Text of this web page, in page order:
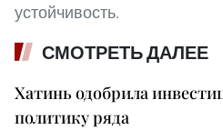
устойчивость.
СМОТРЕТЬ ДАЛЕЕ
Хатинь одобрила
политику ряда